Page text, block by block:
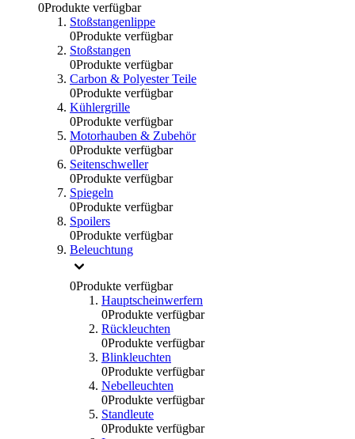
0Produkte verfügbar
Stoßstangenlippe
0Produkte verfügbar
Stoßstangen
0Produkte verfügbar
Carbon & Polyester Teile
0Produkte verfügbar
Kühlergrille
0Produkte verfügbar
Motorhauben & Zubehör
0Produkte verfügbar
Seitenschweller
0Produkte verfügbar
Spiegeln
0Produkte verfügbar
Spoilers
0Produkte verfügbar
Beleuchtung
0Produkte verfügbar
Hauptscheinwerfern
0Produkte verfügbar
Rückleuchten
0Produkte verfügbar
Blinkleuchten
0Produkte verfügbar
Nebelleuchten
0Produkte verfügbar
Standleute
0Produkte verfügbar